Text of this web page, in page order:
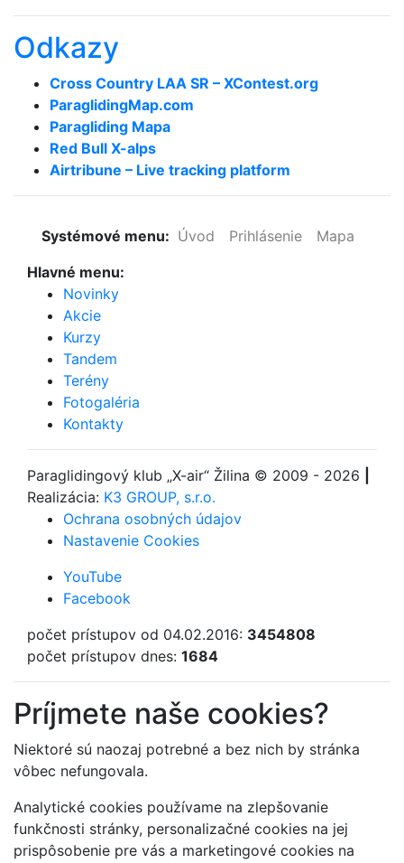
Odkazy
Cross Country LAA SR – XContest.org
ParaglidingMap­.com
Paragliding Mapa
Red Bull X-alps
Airtribune – Live tracking platform
Systémové menu: Úvod Prihlásenie
Mapa
Hlavné menu:
Novinky
Akcie
Kurzy
Tandem
Terény
Fotogaléria
Kontakty
Paraglidingový klub „X-air“ Žilina © 2009 - 2026
Realizácia: K3 GROUP, s.r.o.
Ochrana osobných údajov
Nastavenie Cookies
YouTube
Facebook
počet prístupov od 04.02.2016: 3454808
počet prístupov dnes: 1684
Príjmete naše cookies?
Niektoré sú naozaj potrebné a bez nich by stránka
vôbec nefungovala.
Analytické cookies používame na zlepšovanie
funkčnosti stránky, personalizačné cookies na jej
prispôsobenie pre vás a marketingové cookies na